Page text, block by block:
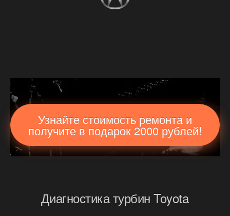
Узнайте стоимость ремонта и
получите в подарок 2000 рублей!
Диагностика турбин Toyota